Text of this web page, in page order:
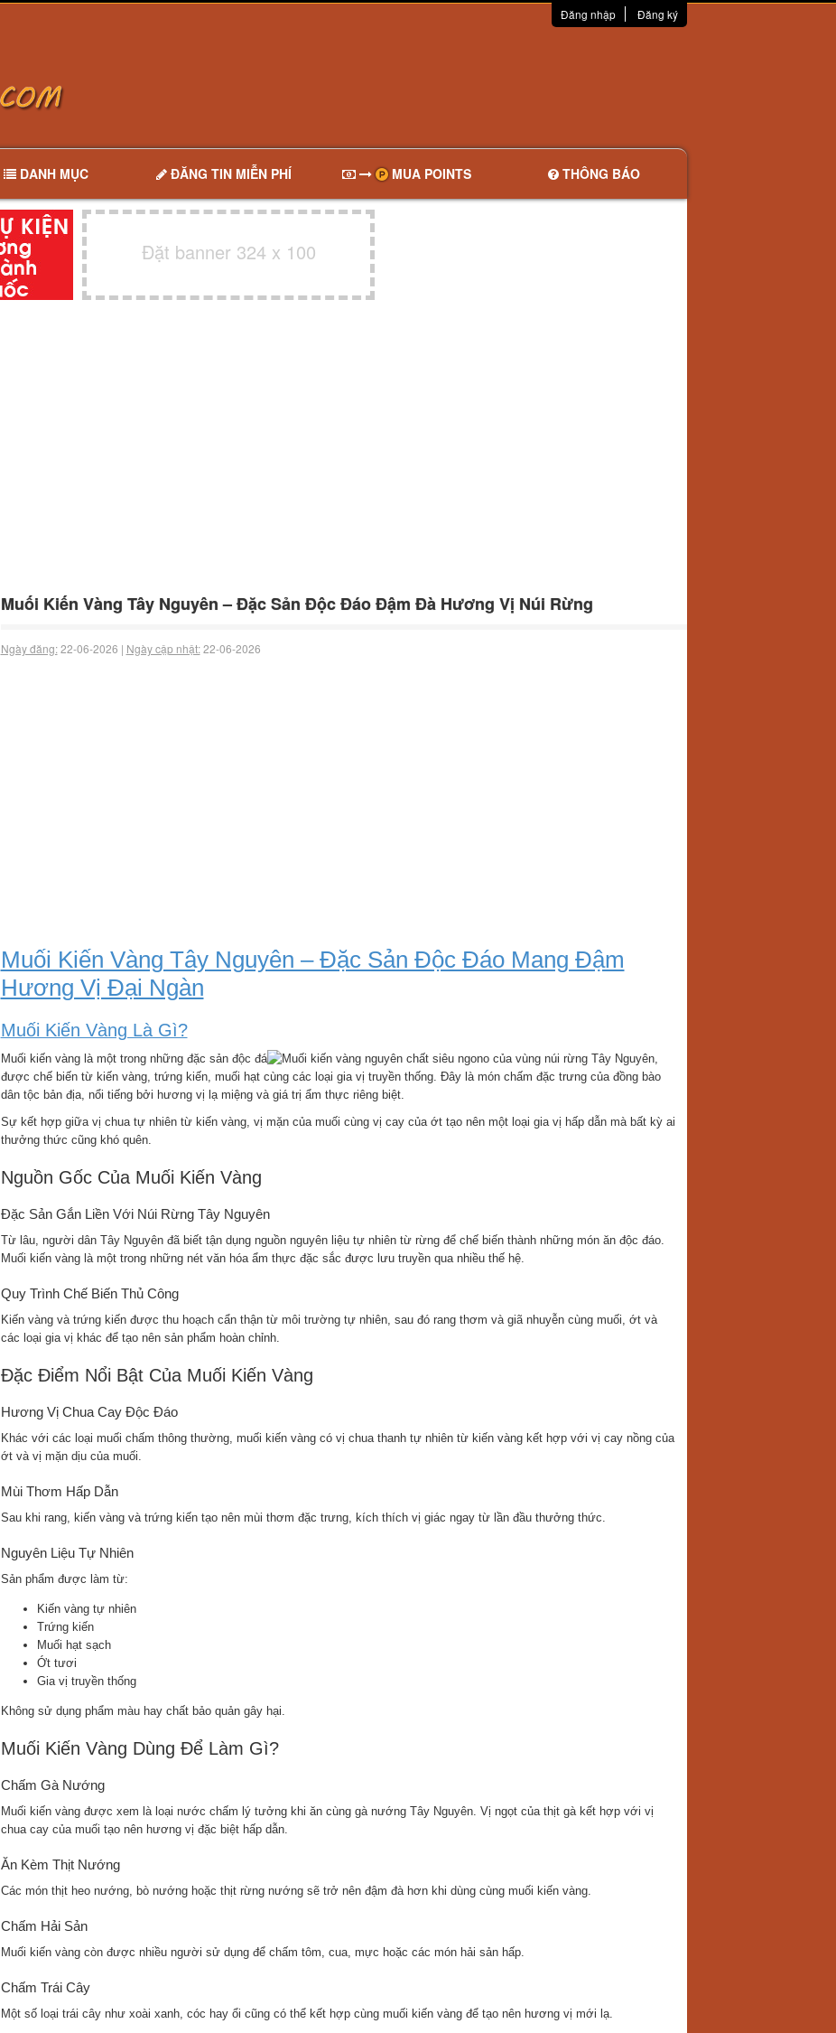
Đăng nhập Đăng ký
DANH MỤC ĐĂNG TIN MIỄN PHÍ MUA POINTS THÔNG BÁO
Đặt banner 324 x 100
Muối Kiến Vàng Tây Nguyên – Đặc Sản Độc Đáo Đậm Đà Hương Vị Núi Rừng
Ngày đăng:22-06-2026 | Ngày cập nhật:22-06-2026
Muối Kiến Vàng Tây Nguyên – Đặc Sản Độc Đáo Mang Đậm
Hương Vị Đại Ngàn
Muối Kiến Vàng Là Gì?
Muối kiến vàng là một trong những đặc sản độc đá
o của vùng núi rừng Tây Nguyên,
được chế biến từ kiến vàng, trứng kiến, muối hạt cùng các loại gia vị truyền thống. Đây là món chấm đặc trưng của đồng bào
dân tộc bản địa, nổi tiếng bởi hương vị lạ miệng và giá trị ẩm thực riêng biệt.
Sự kết hợp giữa vị chua tự nhiên từ kiến vàng, vị mặn của muối cùng vị cay của ớt tạo nên một loại gia vị hấp dẫn mà bất kỳ ai
thưởng thức cũng khó quên.
Nguồn Gốc Của Muối Kiến Vàng
Đặc Sản Gắn Liền Với Núi Rừng Tây Nguyên
Từ lâu, người dân Tây Nguyên đã biết tận dụng nguồn nguyên liệu tự nhiên từ rừng để chế biến thành những món ăn độc đáo.
Muối kiến vàng là một trong những nét văn hóa ẩm thực đặc sắc được lưu truyền qua nhiều thế hệ.
Quy Trình Chế Biến Thủ Công
Kiến vàng và trứng kiến được thu hoạch cẩn thận từ môi trường tự nhiên, sau đó rang thơm và giã nhuyễn cùng muối, ớt và
các loại gia vị khác để tạo nên sản phẩm hoàn chỉnh.
Đặc Điểm Nổi Bật Của Muối Kiến Vàng
Hương Vị Chua Cay Độc Đáo
Khác với các loại muối chấm thông thường, muối kiến vàng có vị chua thanh tự nhiên từ kiến vàng kết hợp với vị cay nồng của
ớt và vị mặn dịu của muối.
Mùi Thơm Hấp Dẫn
Sau khi rang, kiến vàng và trứng kiến tạo nên mùi thơm đặc trưng, kích thích vị giác ngay từ lần đầu thưởng thức.
Nguyên Liệu Tự Nhiên
Sản phẩm được làm từ:
Kiến vàng tự nhiên
Trứng kiến
Muối hạt sạch
Ớt tươi
Gia vị truyền thống
Không sử dụng phẩm màu hay chất bảo quản gây hại.
Muối Kiến Vàng Dùng Để Làm Gì?
Chấm Gà Nướng
Muối kiến vàng được xem là loại nước chấm lý tưởng khi ăn cùng gà nướng Tây Nguyên. Vị ngọt của thịt gà kết hợp với vị
chua cay của muối tạo nên hương vị đặc biệt hấp dẫn.
Ăn Kèm Thịt Nướng
Các món thịt heo nướng, bò nướng hoặc thịt rừng nướng sẽ trở nên đậm đà hơn khi dùng cùng muối kiến vàng.
Chấm Hải Sản
Muối kiến vàng còn được nhiều người sử dụng để chấm tôm, cua, mực hoặc các món hải sản hấp.
Chấm Trái Cây
Một số loại trái cây như xoài xanh, cóc hay ổi cũng có thể kết hợp cùng muối kiến vàng để tạo nên hương vị mới lạ.